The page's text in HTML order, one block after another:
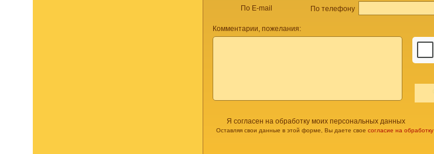
По E-mail
По телефону
Комментарии, пожелания:
Я согласен на обработку моих персональных данных
Оставляя свои данные в этой форме, Вы даете свое согласие на обработку